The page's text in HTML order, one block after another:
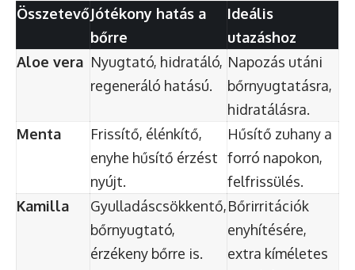
ÖsszetevőJótékony hatás a
bőrre
Ideális
utazáshoz
Aloe vera Nyugtató, hidratáló,
regeneráló hatású.
Napozás utáni
bőrnyugtatásra,
hidratálásra.
Menta
Frissítő, élénkítő,
enyhe hűsítő érzést
nyújt.
Hűsítő zuhany a
forró napokon,
felfrissülés.
Kamilla
Gyulladáscsökkentő,
bőrnyugtató,
érzékeny bőrre is.
Bőrirritációk
enyhítésére,
extra kíméletes